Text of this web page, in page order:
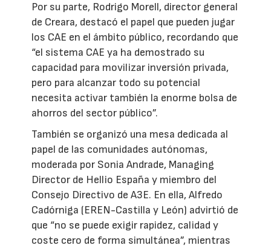
Por su parte, Rodrigo Morell, director general
de Creara, destacó el papel que pueden jugar
los CAE en el ámbito público, recordando que
“el sistema CAE ya ha demostrado su
capacidad para movilizar inversión privada,
pero para alcanzar todo su potencial
necesita activar también la enorme bolsa de
ahorros del sector público”.
También se organizó una mesa dedicada al
papel de las comunidades autónomas,
moderada por Sonia Andrade, Managing
Director de Hellio España y miembro del
Consejo Directivo de A3E. En ella, Alfredo
Cadórniga (EREN-Castilla y León) advirtió de
que “no se puede exigir rapidez, calidad y
coste cero de forma simultánea”, mientras